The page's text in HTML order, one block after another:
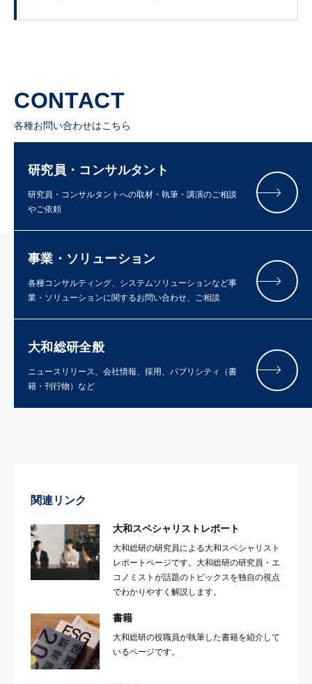
CONTACT
各種お問い合わせはこちら
研究員・コンサルタント
研究員・コンサルタントへの取材・執筆・講演のご相談
やご依頼
事業・ソリューション
各種コンサルティング、システムソリューションなど事
業・ソリューションに関するお問い合わせ、ご相談
大和総研全般
ニュースリリース、会社情報、採用、パブリシティ（書
籍・刊行物）など
関連リンク
大和スペシャリストレポート
大和総研の研究員による大和スペシャリスト
レポートページです。大和総研の研究員・エ
コノミストが話題のトピックスを独自の視点
でわかりやすく解説します。
書籍
大和総研の役職員が執筆した書籍を紹介して
いるページです。